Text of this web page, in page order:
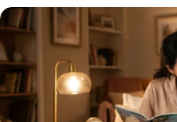
cerewet banget, besoknya tiba
peluk kamu? Tenang, itu bukan